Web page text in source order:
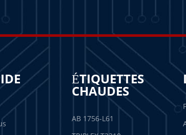
ÉTIQUETTES
CHAUDES
AB 1756-L61